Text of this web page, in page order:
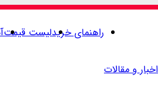
و مقالات
راهنمای خریدلیست قیمت